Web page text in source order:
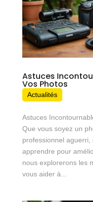
Astuces
Vos Photos
Actualités
Astuces
Que vous soyez un
professionnel
apprendre pour
nous explorerons les
vous aider à...